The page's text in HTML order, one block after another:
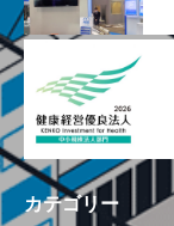
カテゴリー